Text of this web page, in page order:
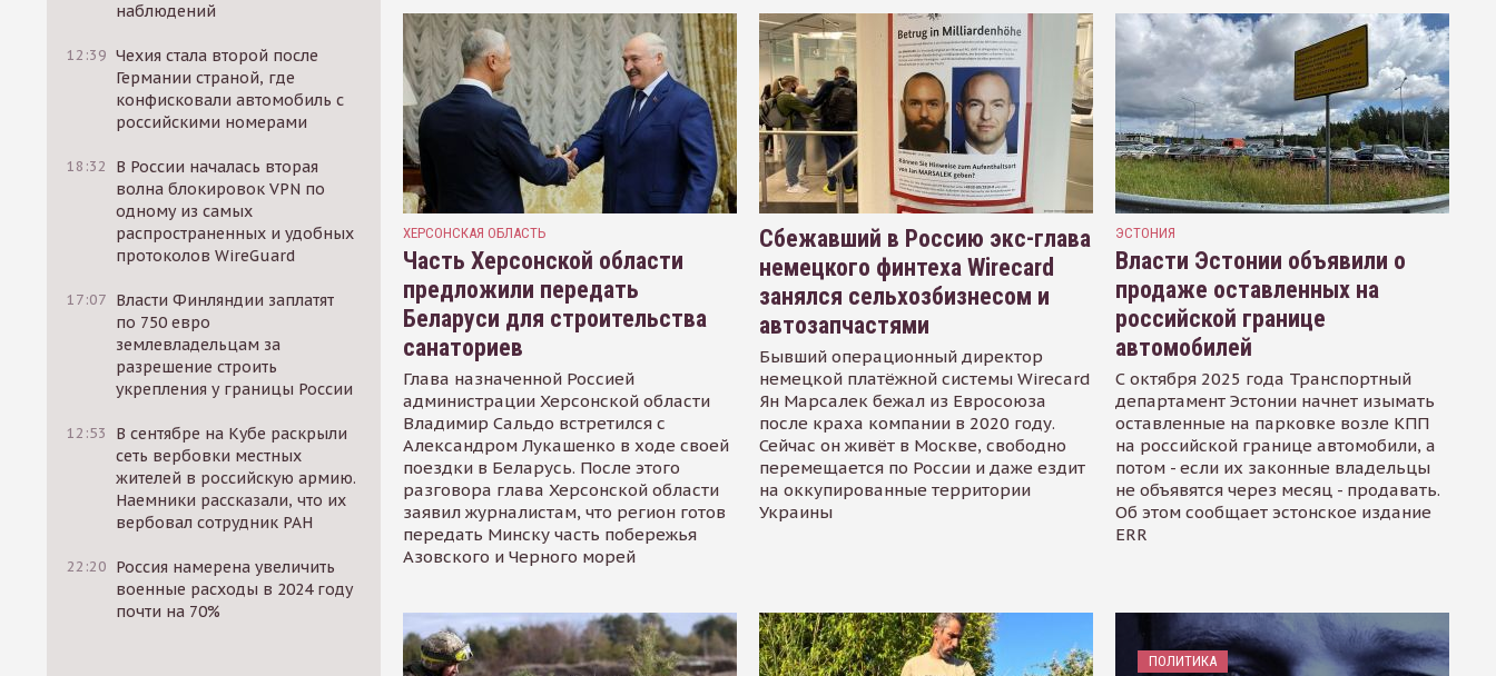
наблюдений
12:39 Чехия стала второй после
Германии страной, где
конфисковали автомобиль с
российскими номерами
18:32
В России началась вторая
волна блокировок VPN по
одному из самых
распространенных и удобных
протоколов WireGuard
17:07 Власти Финляндии заплатят
по 750 евро
землевладельцам за
разрешение строить
укрепления у границы России
12:53
В сентябре на Кубе раскрыли
сеть вербовки местных
жителей в российскую армию.
Наемники рассказали, что их
вербовал сотрудник РАН
22:20 Россия намерена увеличить
военные расходы в 2024 году
почти на 70%
ХЕРСОНСКАЯ ОБЛАСТЬ
Часть Херсонской области
предложили передать
Беларуси для строительства
санаториев
Глава назначенной Россией
администрации Херсонской области
Владимир Сальдо встретился с
Александром Лукашенко в ходе своей
поездки в Беларусь. После этого
разговора глава Херсонской области
заявил журналистам, что регион готов
передать Минску часть побережья
Азовского и Черного морей
Сбежавший в Россию экс-глава
немецкого финтеха Wirecard
занялся сельхозбизнесом и
автозапчастями
Бывший операционный директор
немецкой платёжной системы Wirecard
Ян Марсалек бежал из Евросоюза
после краха компании в 2020 году.
Сейчас он живёт в Москве, свободно
перемещается по России и даже ездит
на оккупированные территории
Украины
ЭСТОНИЯ
Власти Эстонии объявили о
продаже оставленных на
российской границе
автомобилей
С октября 2025 года Транспортный
департамент Эстонии начнет изымать
оставленные на парковке возле КПП
на российской границе автомобили, а
потом - если их законные владельцы
не объявятся через месяц - продавать.
Об этом сообщает эстонское издание
ERR
ПОЛИТИКА